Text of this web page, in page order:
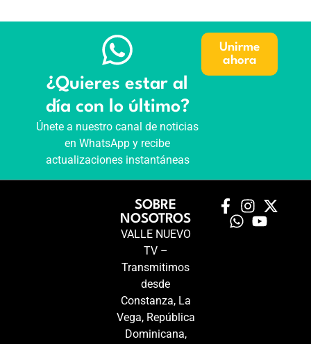
¿Quieres estar al
día con lo último?
Únete a nuestro canal de noticias
en WhatsApp y recibe
actualizaciones instantáneas
Unirme
ahora
SOBRE
NOSOTROS
VALLE NUEVO
TV –
Transmitimos
desde
Constanza, La
Vega, República
Dominicana,